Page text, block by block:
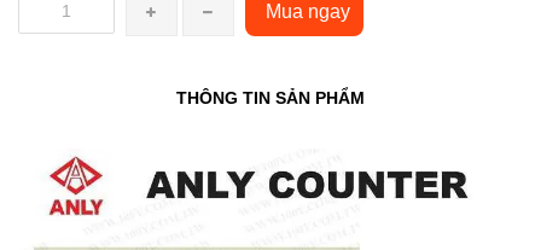
Mua ngay
THÔNG TIN SẢN PHẨM